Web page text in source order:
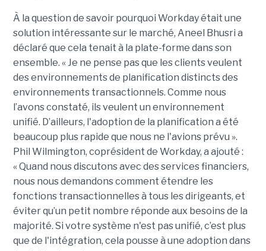
À la question de savoir pourquoi Workday était une
solution intéressante sur le marché, Aneel Bhusri a
déclaré que cela tenait à la plate-forme dans son
ensemble. « Je ne pense pas que les clients veulent
des environnements de planification distincts des
environnements transactionnels. Comme nous
l’avons constaté, ils veulent un environnement
unifié. D’ailleurs, l'adoption de la planification a été
beaucoup plus rapide que nous ne l'avions prévu ».
Phil Wilmington, coprésident de Workday, a ajouté :
« Quand nous discutons avec des services financiers,
nous nous demandons comment étendre les
fonctions transactionnelles à tous les dirigeants, et
éviter qu’un petit nombre réponde aux besoins de la
majorité. Si votre système n'est pas unifié, c’est plus
que de l'intégration, cela pousse à une adoption dans